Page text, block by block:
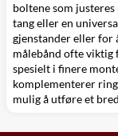
boltene som justeres
tang eller en
gjenstander eller for
målebånd ofte viktig
spesielt i finere
komplementerer
mulig å utføre et